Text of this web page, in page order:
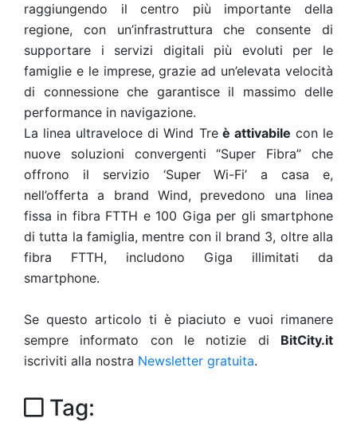
raggiungendo il centro più importante della
regione, con un’infrastruttura che consente di
supportare i servizi digitali più evoluti per le
famiglie e le imprese, grazie ad un’elevata velocità
di connessione che garantisce il massimo delle
performance in navigazione.
La linea ultraveloce di Wind Treè attivabile con le
nuove soluzioni convergenti “Super Fibra” che
offrono il servizio ‘Super Wi-Fi’ a casa e,
nell’offerta a brand Wind, prevedono una linea
fissa in fibra FTTH e 100 Giga per gli smartphone
di tutta la famiglia, mentre con il brand 3, oltre alla
fibra FTTH, includono Giga illimitati da
smartphone.
Se questo articolo ti è piaciuto e vuoi rimanere
sempre informato con le notizie di BitCity.it
iscriviti alla nostra Newsletter gratuita.
Tag: